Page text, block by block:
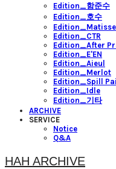
Edition_함준수
Edition_호수
Edition_CTR
Edition_After
Edition_E'EN
Edition_Aieul
Edition_Merlot
Edition_Spill
Edition_Idle
Edition_기타
ARCHIVE
SERVICE
Notice
Q&A
HAH ARCHIVE